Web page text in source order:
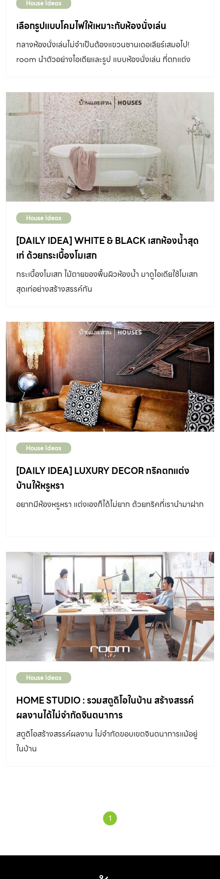
House Ideas
เลือกรูปแบบโคมไฟให้เหมาะกับห้องนั่งเล่น
กลางห้องนั่งเล่นไม่จำเป็นต้องแขวนชานเดอเลียร์เสมอไป!
room นำตัวอย่างไอเดียและรูป แบบห้องนั่งเล่น ที่ตกแต่ง
House Ideas
[DAILY IDEA] WHITE & BLACK เสกห้องน้ำสุด
เท่ ด้วยกระเบื้องโมเสก
กระเบื้องโมเสก ไม้ตายของพื้นผิวห้องน้ำ มาดูไอเดียใช้โมเสก
สุดเท่อย่างสร้างสรรค์กัน
House Ideas
[DAILY IDEA] LUXURY DECOR ทริคตกแต่ง
บ้านให้หรูหรา
อยากมีห้องหรูหรา แต่งเองก็ได้ไม่ยาก ด้วยทริคที่เรานำมาฝาก
House Ideas
HOME STUDIO : รวมสตูดิโอในบ้าน สร้างสรรค์
ผลงานได้ไม่จำกัดจินตนาการ
สตูดิโอสร้างสรรค์ผลงาน ไม่จำกัดขอบเขตจินตนาการแม้อยู่
ในบ้าน
1